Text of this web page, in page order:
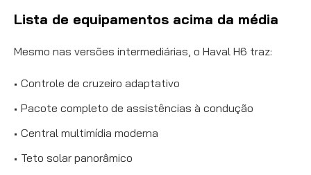
Lista de equipamentos acima da média
Mesmo nas versões intermediárias, o Haval H6 traz:
Controle de cruzeiro adaptativo
Pacote completo de assistências à condução
Central multimídia moderna
Teto solar panorâmico